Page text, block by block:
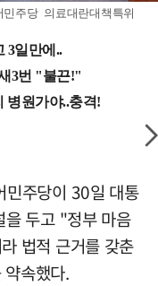
주당 의료대란대책특위
민주당이 30일 대통
을 두고 "정부 마음
법적 근거를 갖춘
속했다.